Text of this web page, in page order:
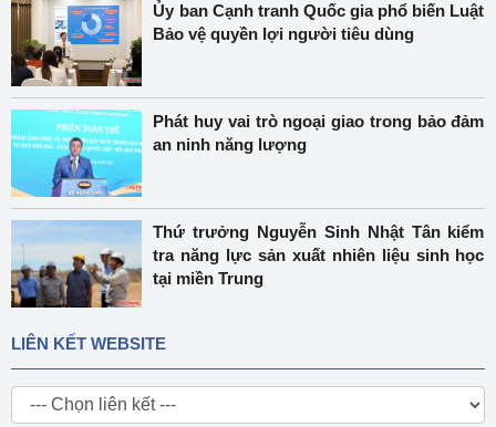
Ủy ban Cạnh tranh Quốc gia phổ biến Luật
Bảo vệ quyền lợi người tiêu dùng
Phát huy vai trò ngoại giao trong bảo đảm
an ninh năng lượng
Thứ trưởng Nguyễn Sinh Nhật Tân kiểm
tra năng lực sản xuất nhiên liệu sinh học
tại miền Trung
LIÊN KẾT WEBSITE